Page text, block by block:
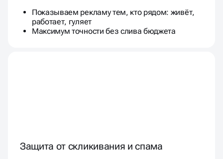
Показываем рекламу тем, кто рядом: живёт,
работает, гуляет
Максимум точности без слива бюджета
Защита от скликивания и спама